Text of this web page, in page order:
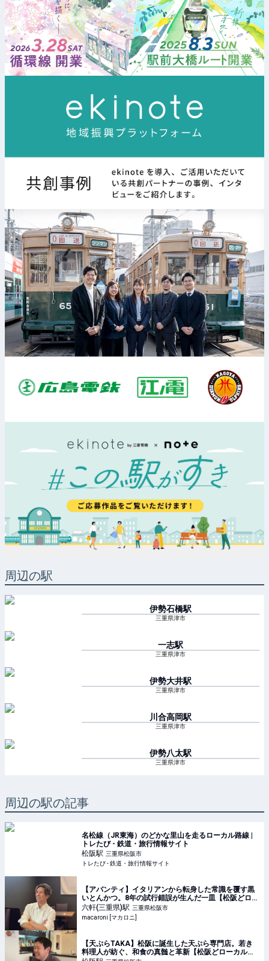
周辺の駅
伊勢石橋駅
三重県津市
一志駅
三重県津市
伊勢大井駅
三重県津市
川合高岡駅
三重県津市
伊勢八太駅
三重県津市
周辺の駅の記事
名松線（JR東海）のどかな里山を走るローカル路線 |
トレたび - 鉄道・旅行情報サイト
松阪駅 三重県松阪市
トレたび - 鉄道・旅行情報サイト
【アバンティ】イタリアンから転身した常識を覆す黒
いとんかつ。8年の試行錯誤が生んだ一皿【松阪どロー
カルぐるめ #58】 - macaroni
六軒(三重県)駅 三重県松阪市
macaroni [マカロニ]
【天ぷらTAKA】松阪に誕生した天ぷら専門店。若き
料理人が紡ぐ、和食の真髄と革新【松阪どローカルぐ